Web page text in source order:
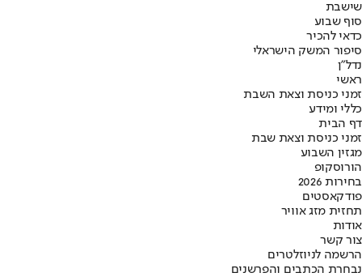
שישבת
סוף שבוע
כדאי להכיר
סיפור המשק הישראלי
נדל"ן
ראשי
זמני כניסת וצאת השבת
כללי ומידע
דף הבית
זמני כניסת וצאת שבת
מגזין השבוע
הורוסקופ
בחירות 2026
פודקאסטים
תחזית מזג אוויר
אודות
צור קשר
הרשמה לניוזלטרים
נבחרת הכתבים והפרשנים